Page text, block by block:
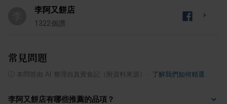
李阿又餅店
1322個讚
常見問題
本問答由 AI 整理自真實食記（附資料來源） 了解我們如何精選
李阿又餅店有哪些推薦的品項？